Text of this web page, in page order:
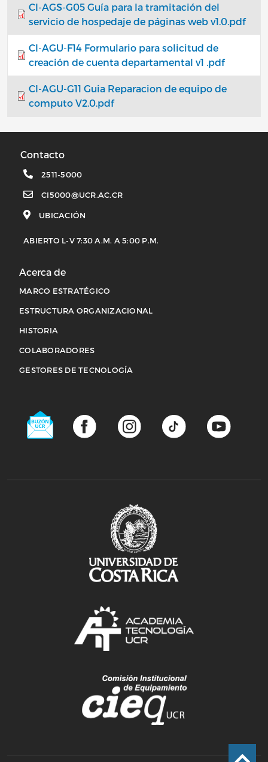
CI-AGS-G05 Guía para la tramitación del
servicio de hospedaje de páginas web v1.0.pdf
CI-AGU-F14 Formulario para solicitud de
creación de cuenta departamental v1 .pdf
CI-AGU-G11 Guia Reparacion de equipo de
computo V2.0.pdf
Contacto
2511-5000
CI5000@UCR.AC.CR
UBICACIÓN
ABIERTO L-V 7:30 A.M. A 5:00 P.M.
Acerca de
MARCO ESTRATÉGICO
ESTRUCTURA ORGANIZACIONAL
HISTORIA
COLABORADORES
Acerca de
GESTORES DE TECNOLOGÍA